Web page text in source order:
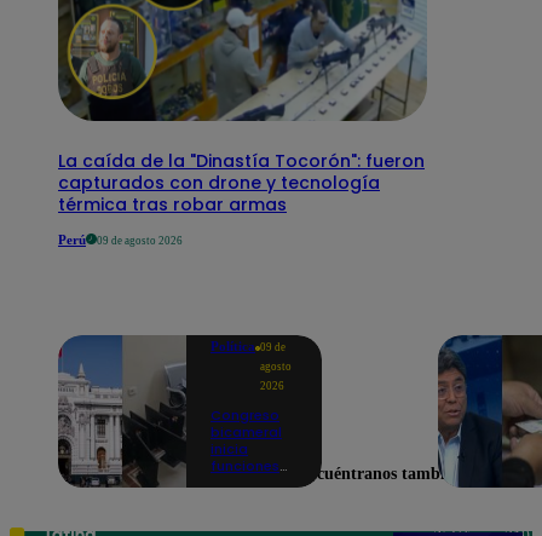
La caída de la "Dinastía Tocorón": fueron
capturados con drone y tecnología
térmica tras robar armas
Perú 09 de agosto 2026
Política 09 de
agosto
2026
Congreso
bicameral
inicia
funciones
Encuéntranos también en